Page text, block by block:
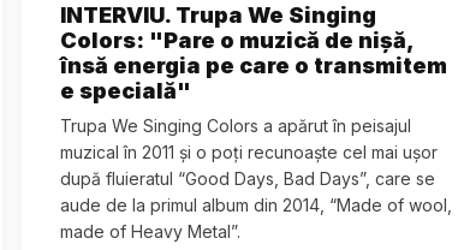
INTERVIU. Trupa We Singing
Colors: "Pare o muzică de nișă,
însă energia pe care o transmitem
e specială"
Trupa We Singing Colors a apărut în peisajul
muzical în 2011 și o poți recunoaște cel mai ușor
după fluieratul “Good Days, Bad Days”, care se
aude de la primul album din 2014, “Made of wool,
made of Heavy Metal”.